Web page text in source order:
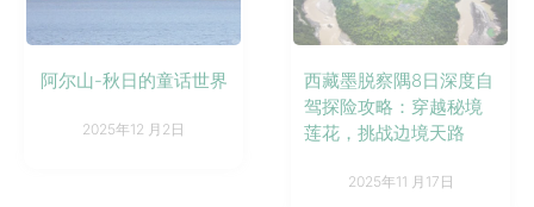
阿尔山-秋日的童话世界
2025年12 月2日
西藏墨脱察隅8日深度自
驾探险攻略：穿越秘境
莲花，挑战边境天路
2025年11 月17日